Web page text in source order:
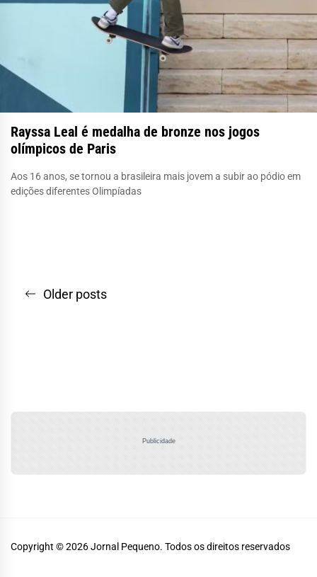
Rayssa Leal é medalha de bronze nos jogos
olímpicos de Paris
Aos 16 anos, se tornou a brasileira mais jovem a subir ao pódio em
edições diferentes Olimpíadas
Navegação
Older posts
Publicidade
Copyright © 2026Jornal Pequeno. Todos os direitos reservados